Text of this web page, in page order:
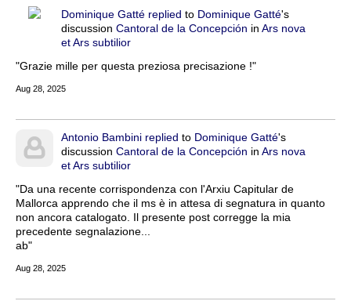
Dominique Gatté replied to Dominique Gatté's
discussion Cantoral de la Concepción in Ars nova
et Ars subtilior
"Grazie mille per questa preziosa precisazione !"
Aug 28, 2025
Antonio Bambini replied to Dominique Gatté's
discussion Cantoral de la Concepción in Ars nova
et Ars subtilior
"Da una recente corrispondenza con l'Arxiu Capitular de
Mallorca apprendo che il ms è in attesa di segnatura in quanto
non ancora catalogato. Il presente post corregge la mia
precedente segnalazione...
ab"
Aug 28, 2025